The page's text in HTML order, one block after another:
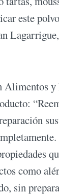
este
Alimentos
como
sin